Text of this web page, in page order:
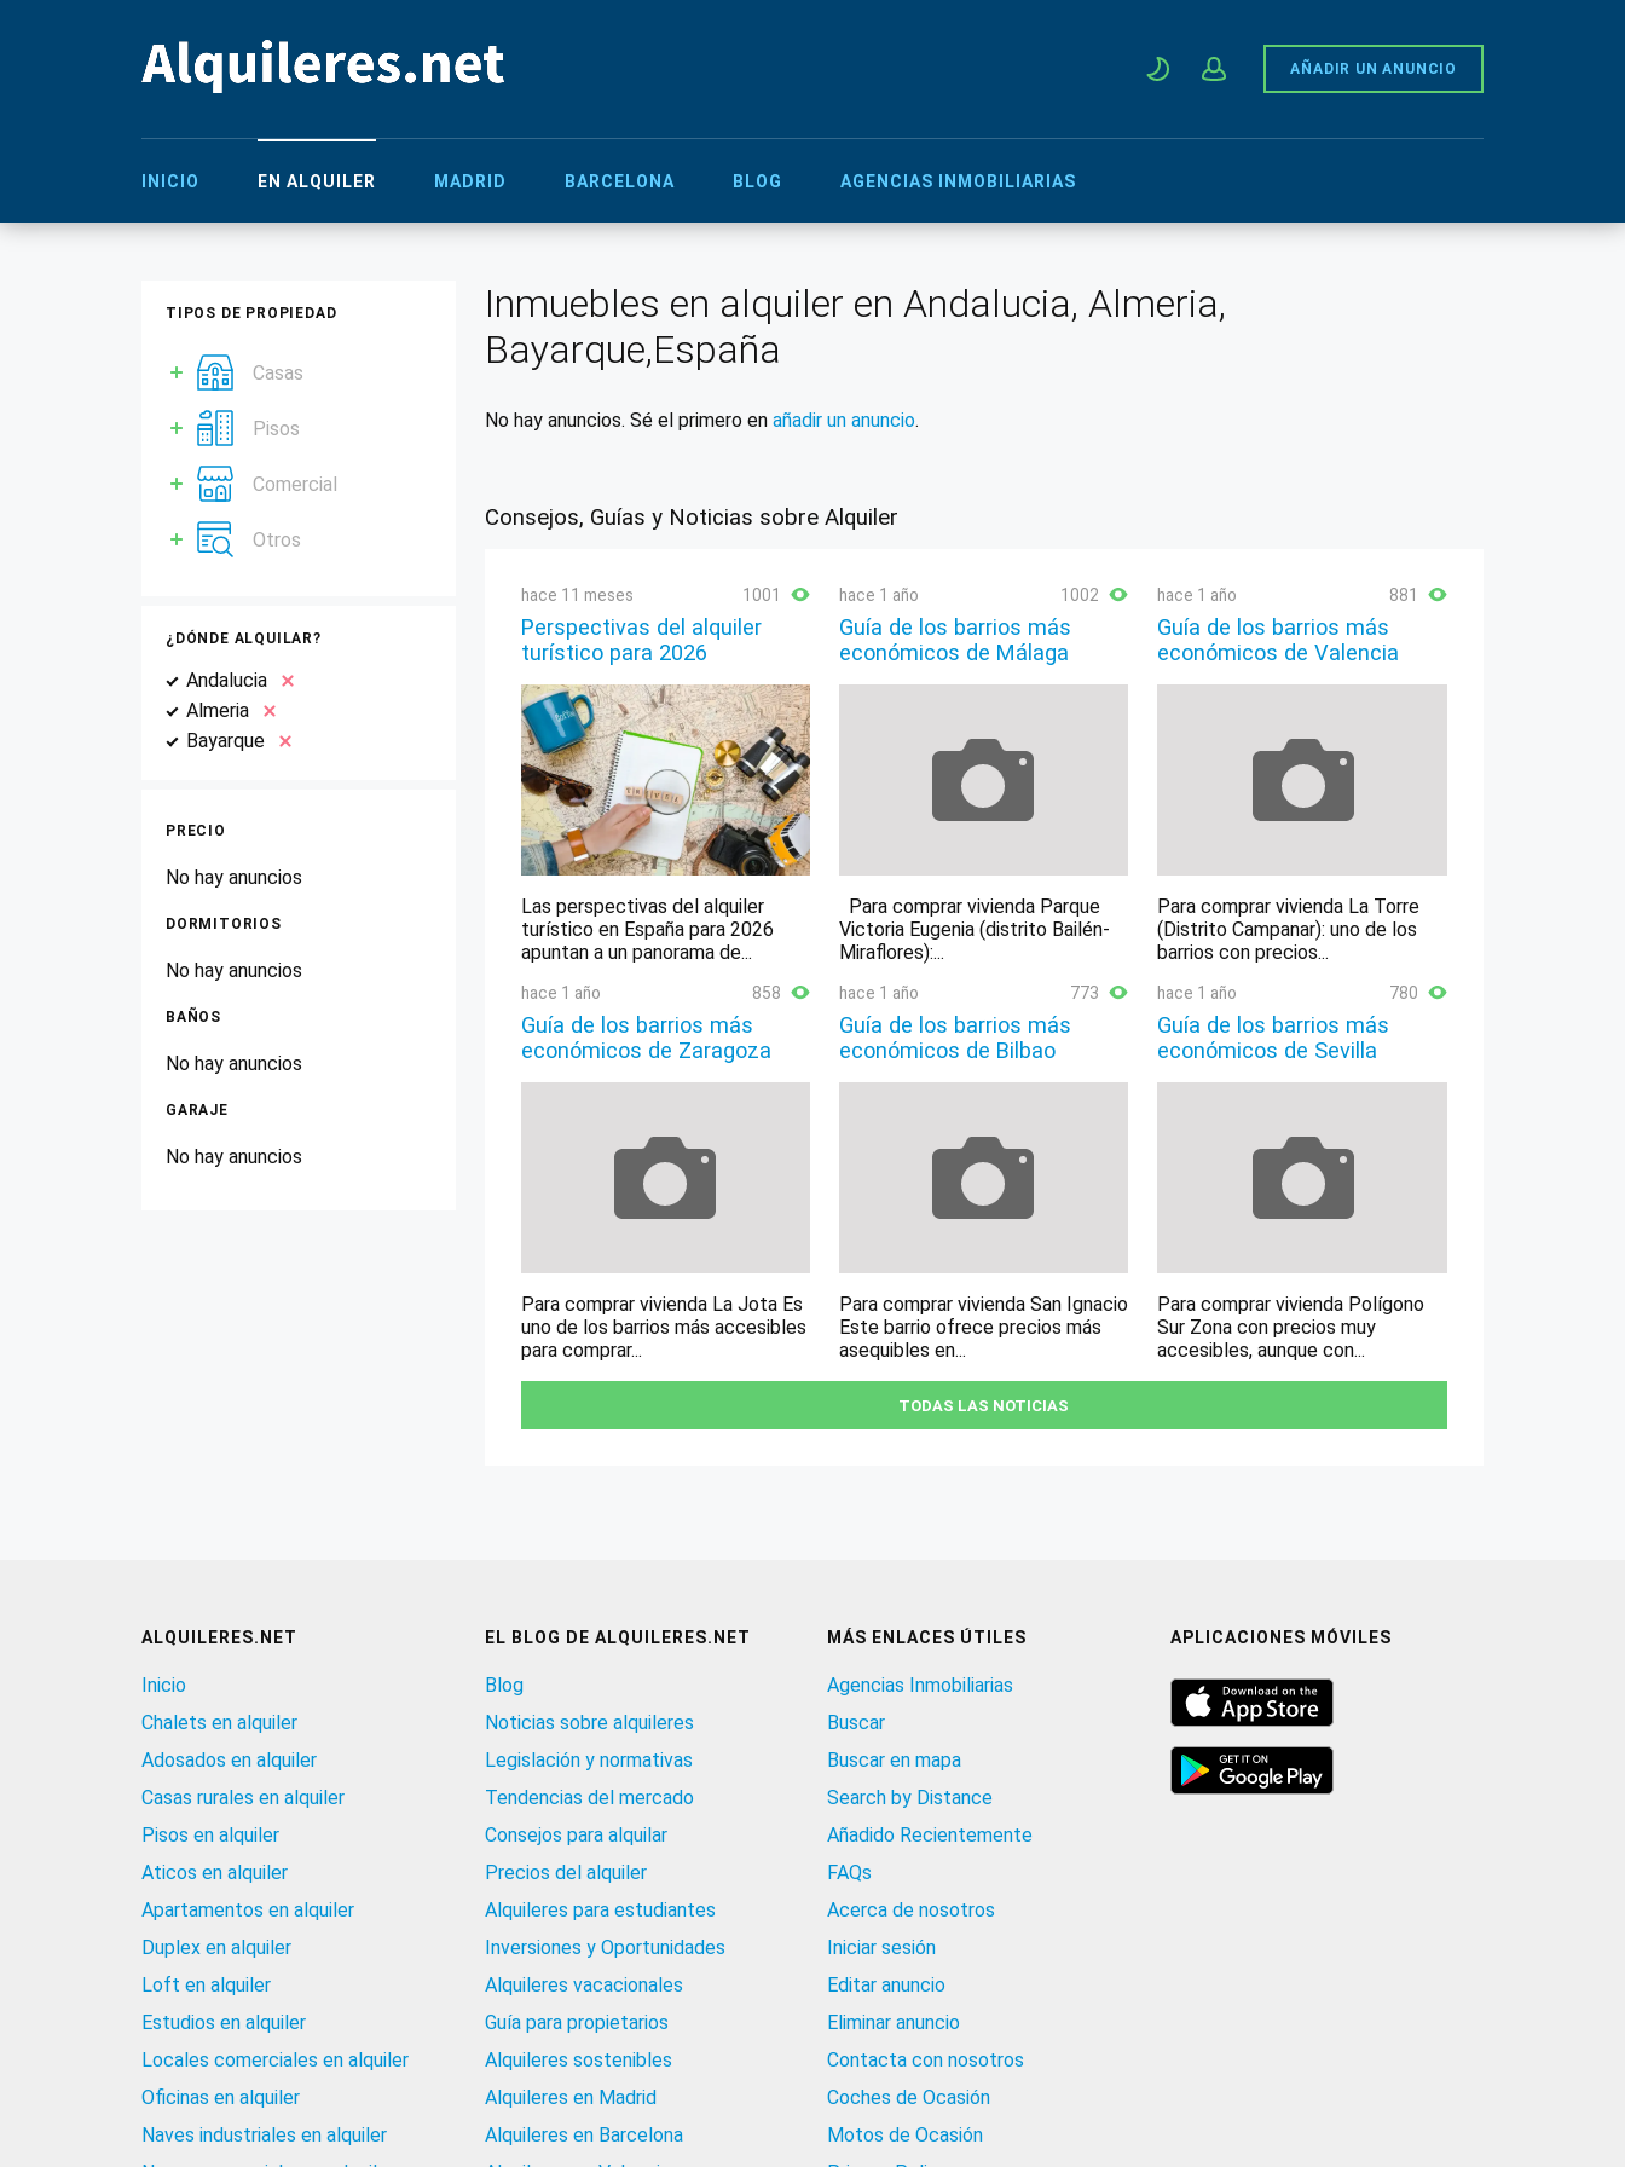
AÑADIR UN ANUNCIO
INICIO EN ALQUILER MADRID BARCELONA BLOG AGENCIAS INMOBILIARIAS
TIPOS DE PROPIEDAD
Casas
Pisos
Comercial
Otros
¿DÓNDE ALQUILAR?
Andalucia
Almeria
Bayarque
PRECIO
No hay anuncios
DORMITORIOS
No hay anuncios
BAÑOS
No hay anuncios
GARAJE
No hay anuncios
Inmuebles en alquiler en Andalucia, Almeria,
Bayarque,España
No hay anuncios. Sé el primero en añadir un anuncio.
Consejos, Guías y Noticias sobre Alquiler
hace 11 meses 1001
Perspectivas del alquiler
turístico para 2026
Las perspectivas del alquiler
turístico en España para 2026
apuntan a un panorama de...
hace 1 año 1002
Guía de los barrios más
económicos de Málaga
Para comprar vivienda Parque
Victoria Eugenia (distrito Bailén-
Miraflores):...
hace 1 año 881
Guía de los barrios más
económicos de Valencia
Para comprar vivienda La Torre
(Distrito Campanar): uno de los
barrios con precios...
hace 1 año 858
Guía de los barrios más
económicos de Zaragoza
Para comprar vivienda La Jota Es
uno de los barrios más accesibles
para comprar...
hace 1 año 773
Guía de los barrios más
económicos de Bilbao
Para comprar vivienda San Ignacio
Este barrio ofrece precios más
asequibles en...
hace 1 año 780
Guía de los barrios más
económicos de Sevilla
Para comprar vivienda Polígono
Sur Zona con precios muy
accesibles, aunque con...
TODAS LAS NOTICIAS
ALQUILERES.NET
Inicio
Chalets en alquiler
Adosados en alquiler
Casas rurales en alquiler
Pisos en alquiler
Aticos en alquiler
Apartamentos en alquiler
Duplex en alquiler
Loft en alquiler
Estudios en alquiler
Locales comerciales en alquiler
Oficinas en alquiler
Naves industriales en alquiler
EL BLOG DE ALQUILERES.NET
Blog
Noticias sobre alquileres
Legislación y normativas
Tendencias del mercado
Consejos para alquilar
Precios del alquiler
Alquileres para estudiantes
Inversiones y Oportunidades
Alquileres vacacionales
Guía para propietarios
Alquileres sostenibles
Alquileres en Madrid
Alquileres en Barcelona
MÁS ENLACES ÚTILES
Agencias Inmobiliarias
Buscar
Buscar en mapa
Search by Distance
Añadido Recientemente
FAQs
Acerca de nosotros
Iniciar sesión
Editar anuncio
Eliminar anuncio
Contacta con nosotros
Coches de Ocasión
Motos de Ocasión
APLICACIONES MÓVILES